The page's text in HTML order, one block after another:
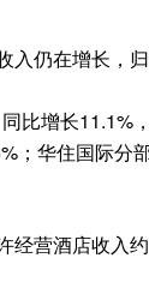
仍在增长，归
比增长11.1%
华住国际分
营酒店收入